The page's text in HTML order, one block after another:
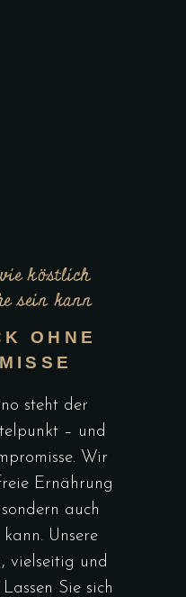
köstlich
sein kann
OHNE
steht der
– und
Wir
Ernährung
auch
Unsere
vielseitig und
Sie sich